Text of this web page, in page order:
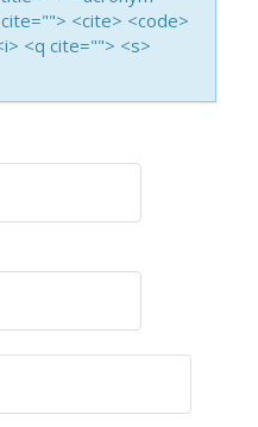
<cite> <code>
<q cite=""> <s>